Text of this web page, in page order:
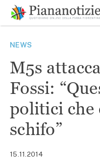
contenuto
SEARCH
NEWS
M5s
Fossi:
politici che
schifo”
15.11.2014